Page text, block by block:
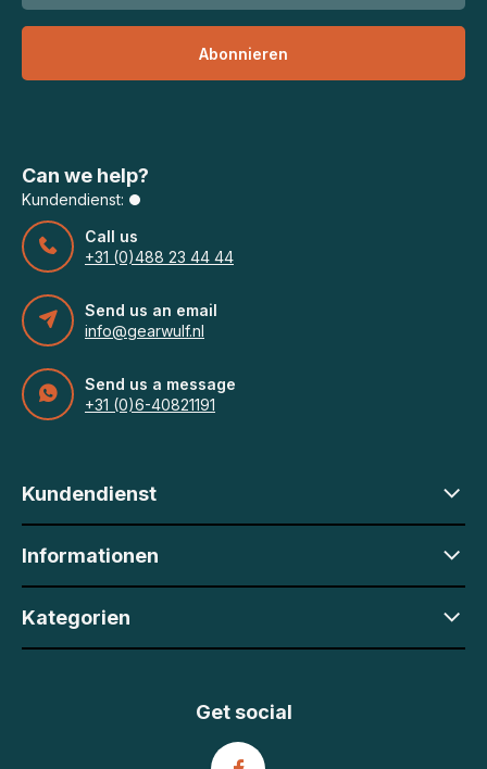
Abonnieren
Can we help?
Kundendienst:
Call us
+31 (0)488 23 44 44
Send us an email
info@gearwulf.nl
Send us a message
+31 (0)6-40821191
Kundendienst
Informationen
Kategorien
Get social